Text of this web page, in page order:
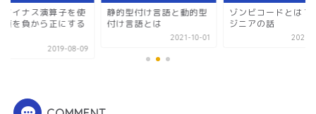
マイナス演算子を使
値を負から正にする
2019-08-09
静的型付け言語と動的型
付け言語とは
2021-10-01
ゾンビコードとは？
ジニアの話
2021-